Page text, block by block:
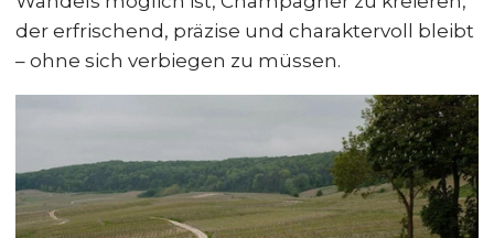
der erfrischend, präzise und charaktervoll bleibt
– ohne sich verbiegen zu müssen.